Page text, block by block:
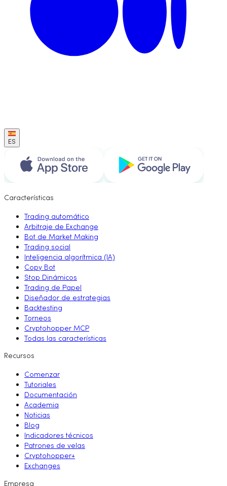
ES
Características
Trading automático
Arbitraje de Exchange
Bot de Market Making
Trading social
Inteligencia algorítmica (IA)
Copy Bot
Stop Dinámicos
Trading de Papel
Diseñador de estrategias
Backtesting
Torneos
Cryptohopper MCP
Todas las características
Recursos
Comenzar
Tutoriales
Documentación
Academia
Noticias
Blog
Indicadores técnicos
Patrones de velas
Cryptohopper+
Exchanges
Empresa